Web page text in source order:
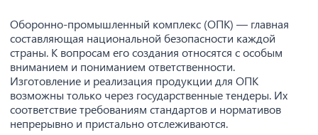
Оборонно-промышленный комплекс (ОПК) — главная
составляющая национальной безопасности каждой
страны. К вопросам его создания относятся с особым
вниманием и пониманием ответственности.
Изготовление и реализация продукции для ОПК
возможны только через государственные тендеры. Их
соответствие требованиям стандартов и нормативов
непрерывно и пристально отслеживаются.